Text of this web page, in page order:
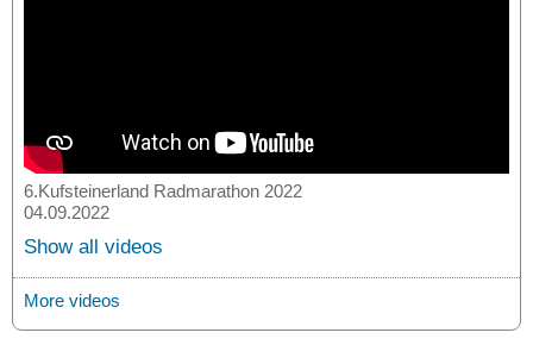
6.Kufsteinerland Radmarathon 2022
04.09.2022
Show all videos
More videos